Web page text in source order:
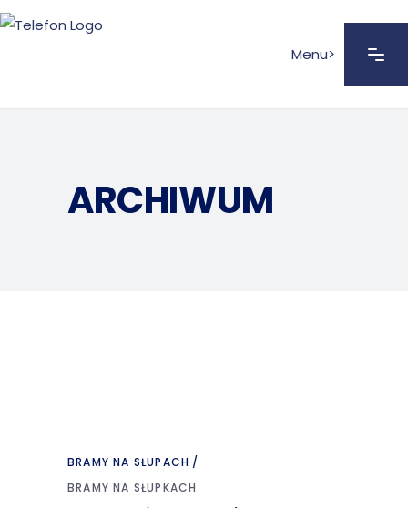
Menu>
ARCHIWUM
BRAMY NA SŁUPACH
BRAMY NA SŁUPKACH